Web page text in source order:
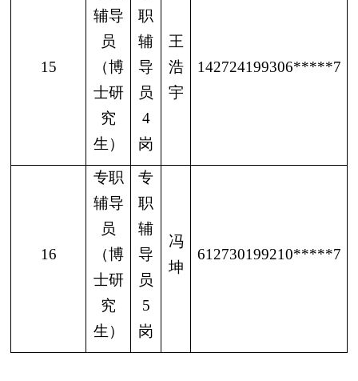
15
辅导
员
（博
士研
究
生）
职
辅
导
员
4
岗
王
浩
宇
142724199306*****7
16
专职
辅导
员
（博
士研
究
生）
专
职
辅
导
员
5
岗
冯
坤
612730199210*****7